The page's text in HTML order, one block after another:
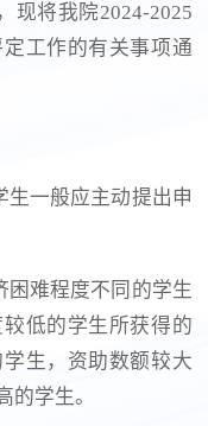
现将我院2024-2025
工作的有关事项通
生一般应主动提出申
困难程度不同的学生
低的学生所获得的
生，资助数额较大
的学生。